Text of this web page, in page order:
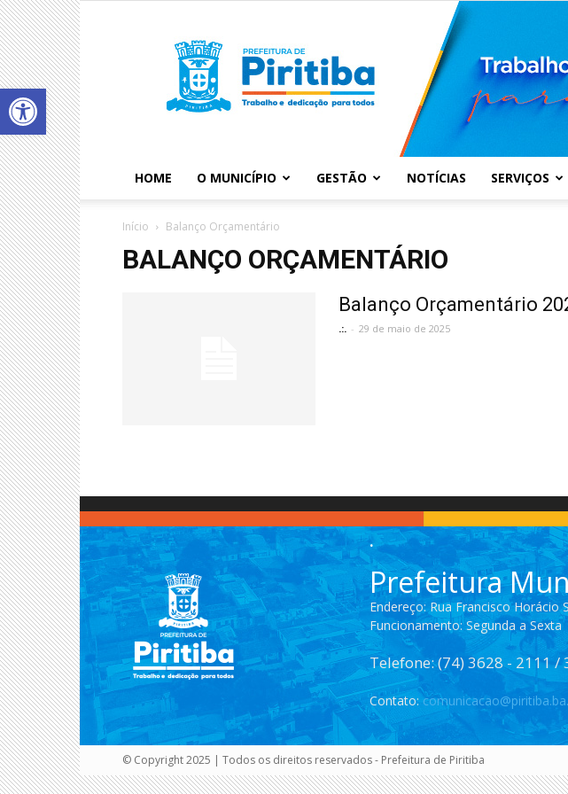
Abrir a barra de ferramentas
HOME O MUNICÍPIO GESTÃO NOTÍCIAS SERVIÇOS
Início Balanço Orçamentário
BALANÇO ORÇAMENTÁRIO
Balanço Orçamentário
.:. - 29 de maio de 2025
.
Prefeitura
Endereço: Rua Francisco
Funcionamento: Segunda a
Telefone: (74) 3628 - 2111 /
Contato:
© Copyright 2025 | Todos os direitos reservados - Prefeitura de Piritiba